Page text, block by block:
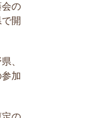
の
開
、
加